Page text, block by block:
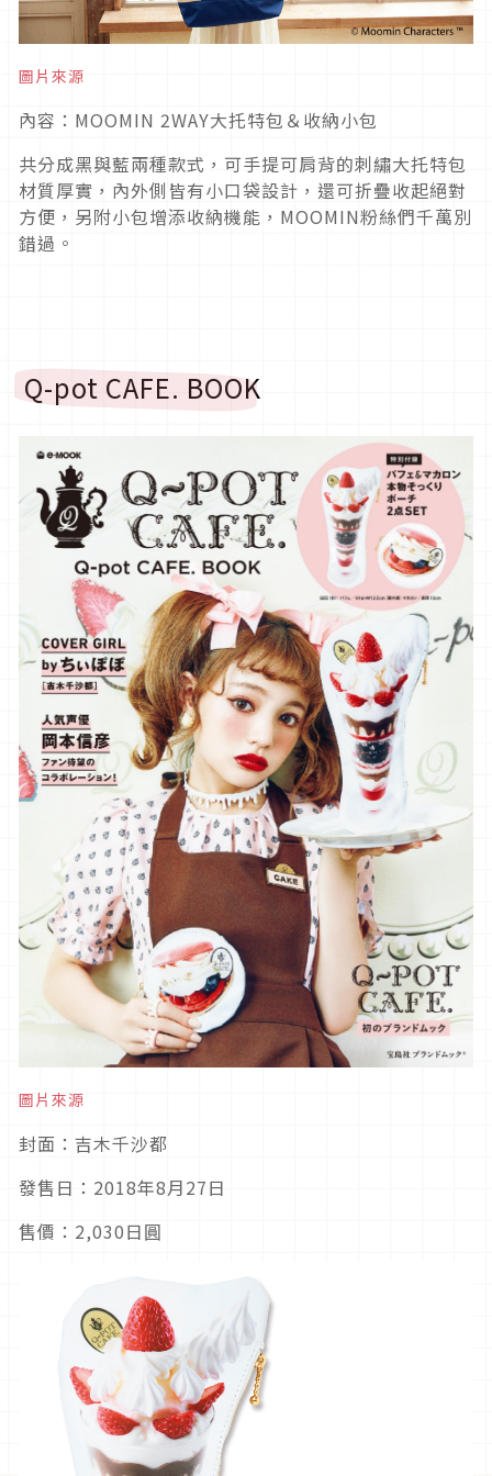
圖片來源
內容：MOOMIN 2WAY大托特包＆收納小包
共分成黑與藍兩種款式，可手提可肩背的刺繡大托特包
材質厚實，內外側皆有小口袋設計，還可折疊收起絕對
方便，另附小包增添收納機能，MOOMIN粉絲們千萬別
錯過。
Q-pot CAFE. BOOK
圖片來源
封面：吉木千沙都
發售日：2018年8月27日
售價：2,030日圓